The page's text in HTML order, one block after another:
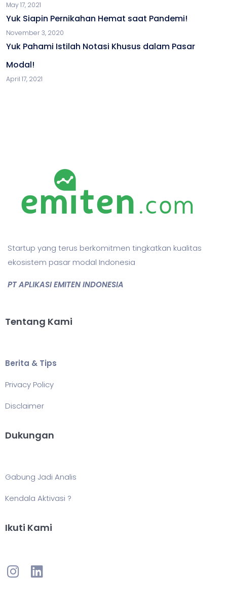
May 17, 2021
Yuk Siapin Pernikahan Hemat saat Pandemi!
November 3, 2020
Yuk Pahami Istilah Notasi Khusus dalam Pasar
Modal!
April 17, 2021
Startup yang terus berkomitmen tingkatkan kualitas
ekosistem pasar modal Indonesia
PT APLIKASI EMITEN INDONESIA
Tentang Kami
Berita & Tips
Privacy Policy
Disclaimer
Dukungan
Gabung Jadi Analis
Kendala Aktivasi ?
Ikuti Kami